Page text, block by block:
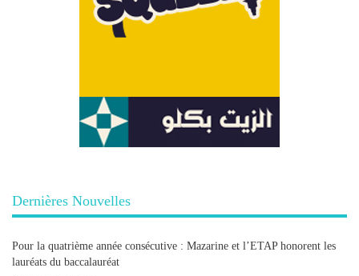
Dernières Nouvelles
Pour la quatrième année consécutive : Mazarine et l’ETAP honorent les
lauréats du baccalauréat